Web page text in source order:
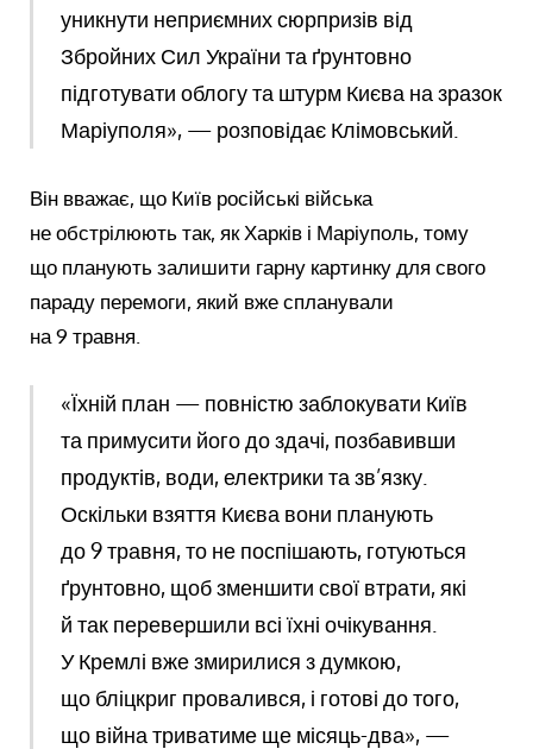
уникнути неприємних сюрпризів від
Збройних Сил України та ґрунтовно
підготувати облогу та штурм Києва на зразок
Маріуполя», — розповідає Клімовський.
Він вважає, що Київ російські війська
не обстрілюють так, як Харків і Маріуполь, тому
що планують залишити гарну картинку для свого
параду перемоги, який вже спланували
на 9 травня.
«Їхній план — повністю заблокувати Київ
та примусити його до здачі, позбавивши
продуктів, води, електрики та зв’язку.
Оскільки взяття Києва вони планують
до 9 травня, то не поспішають, готуються
ґрунтовно, щоб зменшити свої втрати, які
й так перевершили всі їхні очікування.
У Кремлі вже змирилися з думкою,
що бліцкриг провалився, і готові до того,
що війна триватиме ще місяць-два», —